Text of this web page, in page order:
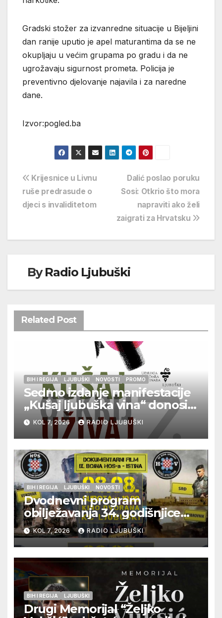
Gradski stožer za izvanredne situacije u Bijeljini
dan ranije uputio je apel maturantima da se ne
okupljaju u većim grupama po gradu i da ne
ugrožavaju sigurnost prometa. Policija je
preventivno djelovanje najavila i za naredne
dane.
Izvor:pogled.ba
Navigacija
objava
Dalić poslao poruku
Sosi: Otkrio što mora
napraviti ako želi
zaigrati za Hrvatsku
Krijesnice u Livnu
ruše predrasude o
djeci s invaliditetom
ByRadio Ljubuški
Related Post
BIH I REGIJA LJUBUŠKI NOVOSTI PROMO
Sedmo izdanje manifestacije
„Kušaj ljubuška vina“ donosi
vrhunska vina, gastronomiju i
glazbu
KOL 7, 2026 RADIO LJUBUŠKI
BIH I REGIJA LJUBUŠKI NOVOSTI
Dvodnevni program
obilježavanja 34. godišnjice
pogibije generala Blaža
Kraljevića i osmorice
pripadnika HOS-a
KOL 7, 2026 RADIO LJUBUŠKI
BIH I REGIJA LJUBUŠKI
Drugi Memorijal “Željko